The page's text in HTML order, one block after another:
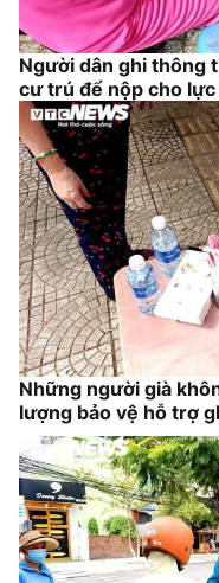
Người dân ghi thông
cư trú để nộp cho
Những người già
lượng bảo vệ hỗ trợ